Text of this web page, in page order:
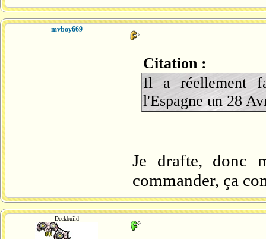
mvboy669
Citation :
Il a réellement
l'Espagne un 28
Je drafte, donc
commander, ça
Deckbuild